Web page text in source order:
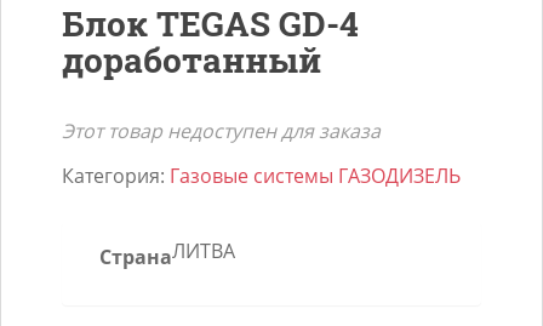
Блок TEGAS GD-4
доработанный
Этот товар недоступен для заказа
Категория: Газовые системы ГАЗОДИЗЕЛЬ
СтранаЛИТВА